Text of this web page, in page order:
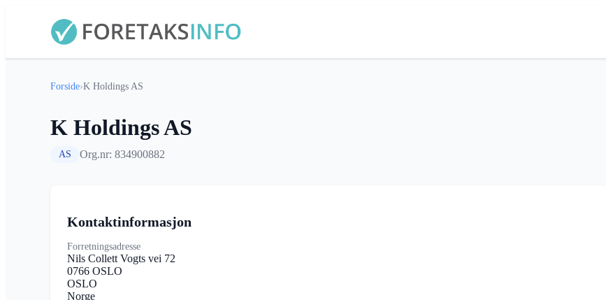
Forside›K Holdings AS
K Holdings AS
AS Org.nr: 834900882
Kontaktinformasjon
Forretningsadresse
Nils Collett Vogts vei 72
0766 OSLO
OSLO
Norge